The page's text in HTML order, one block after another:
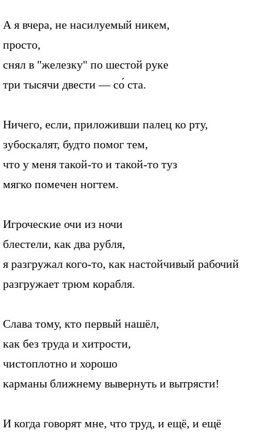
А я вчера, не насилуемый никем,
просто,
снял в "железку" по шестой руке
три тысячи двести — со́ ста.
Ничего, если, приложивши палец ко рту,
зубоскалят, будто помог тем,
что у меня такой-то и такой-то туз
мягко помечен ногтем.
Игроческие очи из ночи
блестели, как два рубля,
я разгружал кого-то, как настойчивый рабочий
разгружает трюм корабля.
Слава тому, кто первый нашёл,
как без труда и хитрости,
чистоплотно и хорошо
карманы ближнему вывернуть и вытрясти!
И когда говорят мне, что труд, и ещё, и ещё